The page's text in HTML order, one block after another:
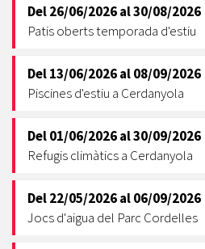
Del26/06/2026al30/08/2026
Patis oberts temporada d'estiu
Del13/06/2026al08/09/2026
Piscines d'estiu a Cerdanyola
Del01/06/2026al30/09/2026
Refugis climàtics a Cerdanyola
Del22/05/2026al06/09/2026
Jocs d'aigua del Parc Cordelles